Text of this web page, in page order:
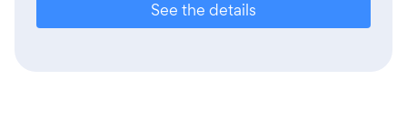
See the details